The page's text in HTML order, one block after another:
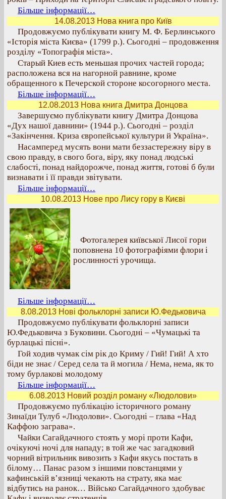
Більше інформації…
14.08.2013 Нова книга про Київ
Продовжуємо публікувати книгу М. Ф. Берлинського
«Історія міста Києва» (1799 р.). Сьогодні – продовження
розділу «Топографія міста».
Старый Киев есть меньшая прочих частей города;
расположена вся на нагорной равнине, кроме
обращенного к Печерской стороне косогорного места.
Більше інформації…
12.08.2013 Нова книга Дмитра Донцова
Завершуємо публікувати книгу Дмитра Донцова
«Дух нашої давнини» (1944 р.). Сьогодні – розділ
«Закінчення. Криза європейської культури й Україна».
Насамперед мусять вони мати беззастережну віру в
свою правду, в свого бога, віру, яку понад людські
слабості, понад найдорожче, понад життя, готові б були
визнавати і її правди звітувати.
Більше інформації…
10.08.2013 Нове про Лису гору в Києві
Фотогалерея київської Лисої гори
поповнена 10 фотографіями флори і
рослинності урочища.
Більше інформації…
8.08.2013 Нові фольклорні записи Ю.Федьковича
Продовжуємо публікувати фольклорні записи
Ю.Федьковича з Буковини. Сьогодні – «Чумацькі та
бурлацькі пісні».
Гой ходив чумак сім рік до Криму / Гий! Гий! А хто
біди не знає / Серед села та й могила / Нема, нема, як то
тому бурлакові молодому
Більше інформації…
6.08.2013 Новий розділ роману «Людолови»
Продовжуємо публікацію історичного роману
Зинаїди Тулуб «Людолови». Сьогодні – глава «Над
Каффою заграва».
Чайки Сагайдачного стоять у морі проти Кафи,
очікуючі ночі для нападу; в той же час загадковий
чорний вітрильник вивозить з Кафи якусь постать в
білому… Панас разом з іншими повстанцями у
кафинській в’язниці чекають на страту, яка має
відбутись на ранок… Військо Сагайдачного здобуває